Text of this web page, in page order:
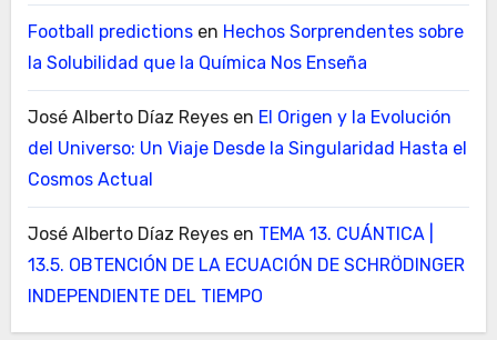
Football predictionsen Hechos Sorprendentes sobre
la Solubilidad que la Química Nos Enseña
José Alberto Díaz Reyesen El Origen y la Evolución
del Universo: Un Viaje Desde la Singularidad Hasta el
Cosmos Actual
José Alberto Díaz Reyesen TEMA 13. CUÁNTICA |
13.5. OBTENCIÓN DE LA ECUACIÓN DE SCHRÖDINGER
INDEPENDIENTE DEL TIEMPO